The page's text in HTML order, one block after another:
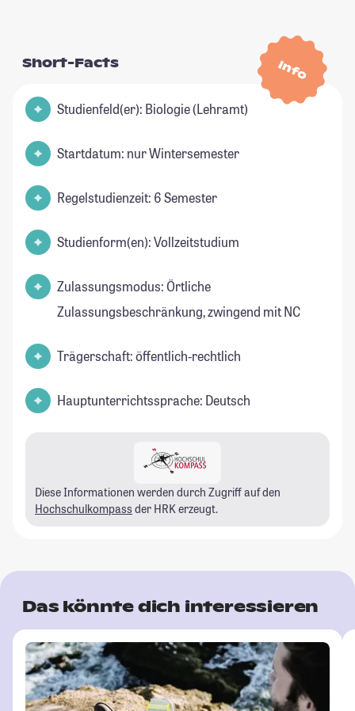
Info
Short-Facts
Studienfeld(er): Biologie (Lehramt)
Startdatum: nur Wintersemester
Regelstudienzeit: 6 Semester
Studienform(en): Vollzeitstudium
Zulassungsmodus: Örtliche
Zulassungsbeschränkung, zwingend mit NC
Trägerschaft: öffentlich-rechtlich
Hauptunterrichtssprache: Deutsch
Diese Informationen werden durch Zugriff auf den
Hochschulkompass der HRK erzeugt.
Das könnte dich interessieren